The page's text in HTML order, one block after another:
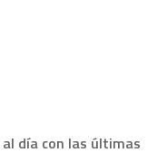
día con las últimas